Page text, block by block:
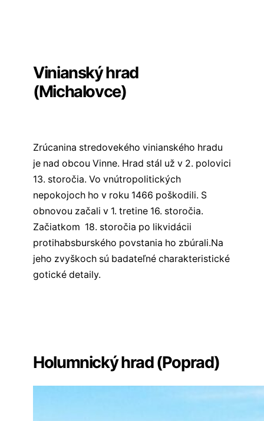
Vinianský hrad
(Michalovce)
Zrúcanina stredovekého vinianského hradu
je nad obcou Vinne. Hrad stál už v 2. polovici
13. storočia. Vo vnútropolitických
nepokojoch ho v roku 1466 poškodili. S
obnovou začali v 1. tretine 16. storočia.
Začiatkom 18. storočia po likvidácii
protihabsburského povstania ho zbúrali.Na
jeho zvyškoch sú badateľné charakteristické
gotické detaily.
Holumnický hrad (Poprad)